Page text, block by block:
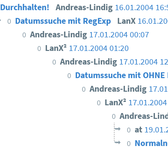
Durchhalten! Andreas-Lindig 16.01.2004
0 Datumssuche mit RegExp LanX
0 Andreas-Lindig 17.01.2004 00:07
0 LanX² 17.01.2004 01:20
0 Andreas-Lindig 17.01.2004
0 Datumssuche mit OHNE
0 Andreas-Lindig
0 LanX²
0 Andreas-
0 at
0